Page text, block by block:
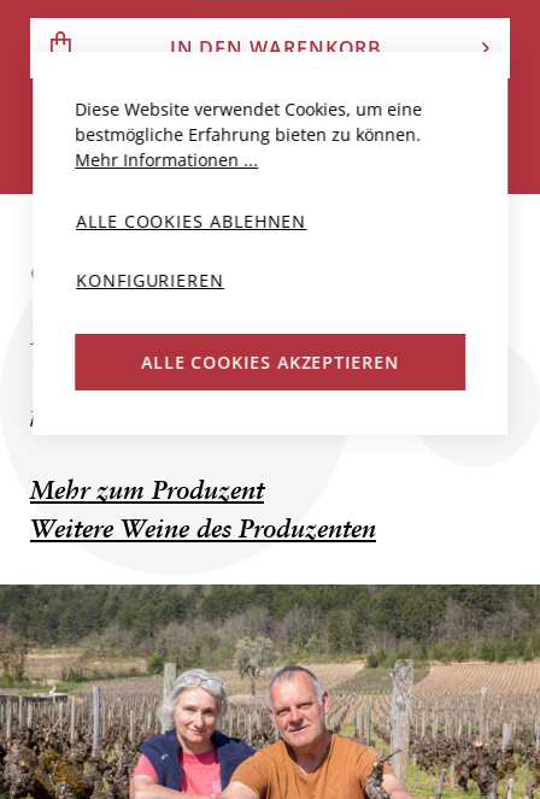
IN DEN WARENKORB
Weniger als 30 Flaschen verfügbar
COMTESSE DE CHERISEY
Dieses relativ junge, rund 8 ha große
Weingut, das eher für seine Weißweine als
für seine Rotweine bekannt ist,...
Mehr zum Produzent
Weitere Weine des Produzenten
Diese Website verwendet Cookies, um eine
bestmögliche Erfahrung bieten zu können.
Mehr Informationen ...
ALLE COOKIES ABLEHNEN
KONFIGURIEREN
ALLE COOKIES AKZEPTIEREN